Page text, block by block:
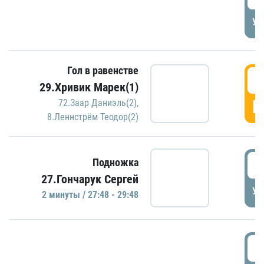
Гол в равенстве
29.Хривик Марек(1)
72.Заар Даниэль(2),
8.Леннстрём Теодор(2)
Подножка
27.Гончарук Сергей
2 минуты / 27:48 - 29:48